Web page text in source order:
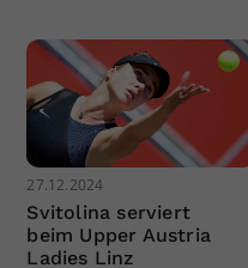
27.12.2024
Svitolina serviert
beim Upper Austria
Ladies Linz